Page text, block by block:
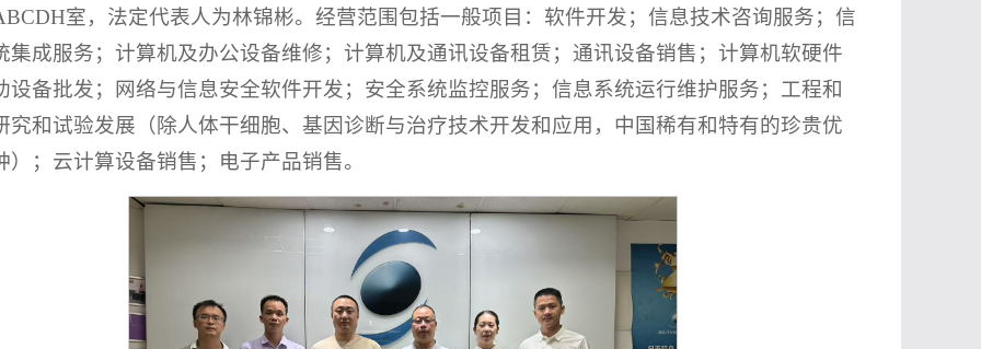
室，法定代表人为林锦彬。经营范围包括一般项目：软件开发；信息技术咨询服务；信
集成服务；计算机及办公设备维修；计算机及通讯设备租赁；通讯设备销售；计算机软硬件
设备批发；网络与信息安全软件开发；安全系统监控服务；信息系统运行维护服务；工程和
究和试验发展（除人体干细胞、基因诊断与治疗技术开发和应用，中国稀有和特有的珍贵优
）；云计算设备销售；电子产品销售。